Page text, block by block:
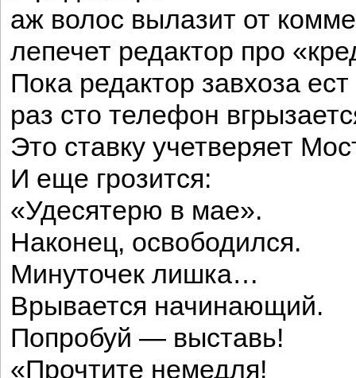
аж волос вылазит от
лепечет редактор про
Пока редактор завхоза
раз сто телефон
Это ставку учетверяет
И еще грозится:
«Удесятерю в мае».
Наконец, освободился.
Минуточек лишка…
Врывается начинающий.
Попробуй — выставь!
«Прочтите немедля!